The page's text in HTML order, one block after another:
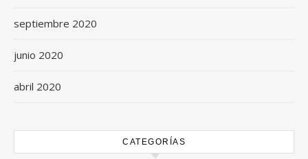
septiembre 2020
junio 2020
abril 2020
CATEGORÍAS